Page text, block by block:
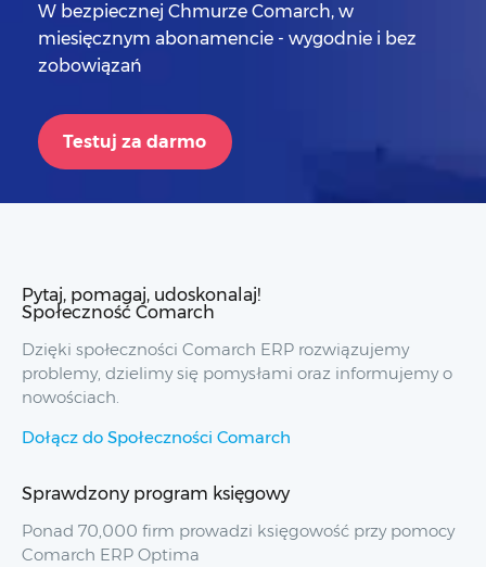
W bezpiecznej Chmurze Comarch, w
miesięcznym abonamencie - wygodnie i bez
zobowiązań
Testuj za darmo
Pytaj, pomagaj, udoskonalaj!
Społeczność Comarch
Dzięki społeczności Comarch ERP rozwiązujemy
problemy, dzielimy się pomysłami oraz informujemy o
nowościach.
Dołącz do Społeczności Comarch
Sprawdzony program księgowy
Ponad 70,000 firm prowadzi księgowość przy pomocy
Comarch ERP Optima